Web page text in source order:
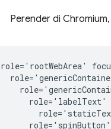
Perender di
role='rootWebArea'
      role='labelText'